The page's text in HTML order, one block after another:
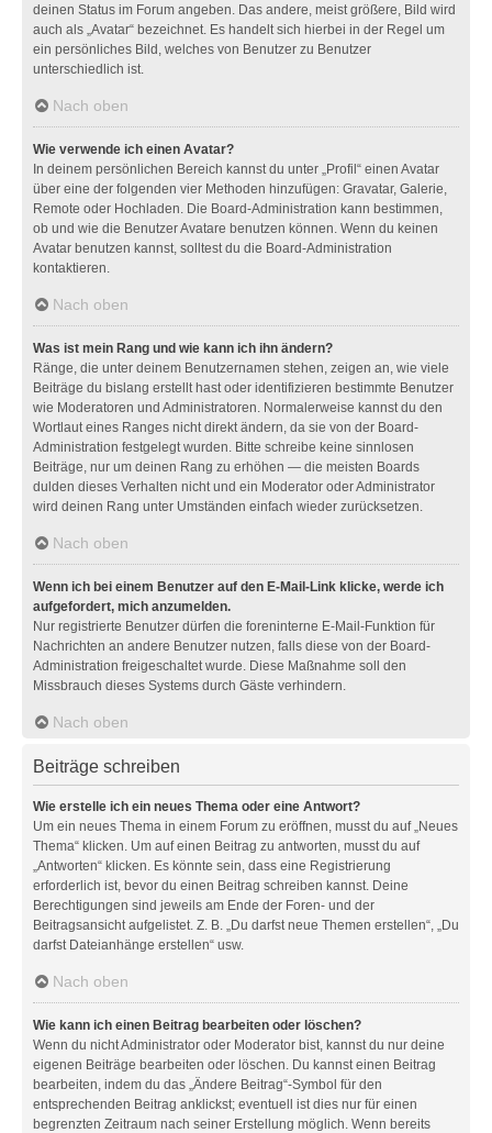
deinen Status im Forum angeben. Das andere, meist größere, Bild wird
auch als „Avatar“ bezeichnet. Es handelt sich hierbei in der Regel um
ein persönliches Bild, welches von Benutzer zu Benutzer
unterschiedlich ist.
Nach oben
Wie verwende ich einen Avatar?
In deinem persönlichen Bereich kannst du unter „Profil“ einen Avatar
über eine der folgenden vier Methoden hinzufügen: Gravatar, Galerie,
Remote oder Hochladen. Die Board-Administration kann bestimmen,
ob und wie die Benutzer Avatare benutzen können. Wenn du keinen
Avatar benutzen kannst, solltest du die Board-Administration
kontaktieren.
Nach oben
Was ist mein Rang und wie kann ich ihn ändern?
Ränge, die unter deinem Benutzernamen stehen, zeigen an, wie viele
Beiträge du bislang erstellt hast oder identifizieren bestimmte Benutzer
wie Moderatoren und Administratoren. Normalerweise kannst du den
Wortlaut eines Ranges nicht direkt ändern, da sie von der Board-
Administration festgelegt wurden. Bitte schreibe keine sinnlosen
Beiträge, nur um deinen Rang zu erhöhen — die meisten Boards
dulden dieses Verhalten nicht und ein Moderator oder Administrator
wird deinen Rang unter Umständen einfach wieder zurücksetzen.
Nach oben
Wenn ich bei einem Benutzer auf den E-Mail-Link klicke, werde ich
aufgefordert, mich anzumelden.
Nur registrierte Benutzer dürfen die foreninterne E-Mail-Funktion für
Nachrichten an andere Benutzer nutzen, falls diese von der Board-
Administration freigeschaltet wurde. Diese Maßnahme soll den
Missbrauch dieses Systems durch Gäste verhindern.
Nach oben
Beiträge schreiben
Wie erstelle ich ein neues Thema oder eine Antwort?
Um ein neues Thema in einem Forum zu eröffnen, musst du auf „Neues
Thema“ klicken. Um auf einen Beitrag zu antworten, musst du auf
„Antworten“ klicken. Es könnte sein, dass eine Registrierung
erforderlich ist, bevor du einen Beitrag schreiben kannst. Deine
Berechtigungen sind jeweils am Ende der Foren- und der
Beitragsansicht aufgelistet. Z. B. „Du darfst neue Themen erstellen“, „Du
darfst Dateianhänge erstellen“ usw.
Nach oben
Wie kann ich einen Beitrag bearbeiten oder löschen?
Wenn du nicht Administrator oder Moderator bist, kannst du nur deine
eigenen Beiträge bearbeiten oder löschen. Du kannst einen Beitrag
bearbeiten, indem du das „Ändere Beitrag“-Symbol für den
entsprechenden Beitrag anklickst; eventuell ist dies nur für einen
begrenzten Zeitraum nach seiner Erstellung möglich. Wenn bereits